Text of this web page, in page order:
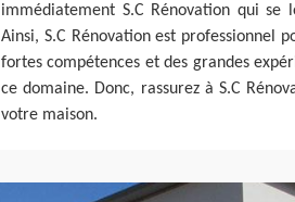
immédiatement S.C Rénovation qui se
Ainsi, S.C Rénovation est professionnel
fortes compétences et des grandes
ce domaine. Donc, rassurez à S.C
votre maison.